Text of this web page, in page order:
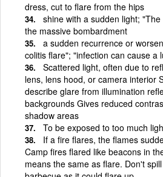
dress, cut to flare from the hips
shine with a sudden light;
the massive bombardment
a sudden recurrence or
colitis flare"; "infection can cause a
Scattered light, often due to
lens, lens hood, or camera interior
describe glare from illumination
backgrounds Gives reduced
shadow areas
To be exposed to too much
If a fire flares, the flames
Camp fires flared like beacons in
means the same as flare. Don't